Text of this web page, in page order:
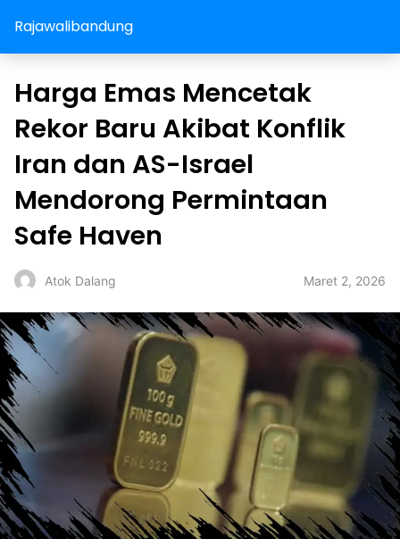
Rajawalibandung
Harga Emas Mencetak
Rekor Baru Akibat Konflik
Iran dan AS-Israel
Mendorong Permintaan
Safe Haven
Atok Dalang Maret 2, 2026